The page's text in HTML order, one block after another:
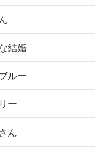
結婚
ルー
ー
ん